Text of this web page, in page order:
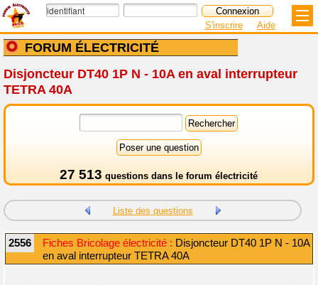
FORUM ÉLECTRICITÉ
S'inscrire Aide
Disjoncteur DT40 1P N - 10A en aval interrupteur
TETRA 40A
27 513 questions dans le forum électricité
Liste des questions
2556 Fiches Bricolage électricité : Disjoncteur DT40 1P N - 10A
en aval interrupteur TETRA 40A